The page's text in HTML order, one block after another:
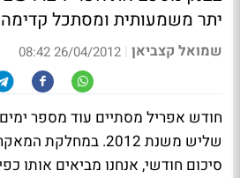
יתר משמעותית ומסתכל קדימה
שמואל קצביאן |
26/04/2012 08:42
חודש אפריל מסתיים עוד מספר
שליש משנת 2012.
סיכום חודשי, אנחנו מביאים אותו